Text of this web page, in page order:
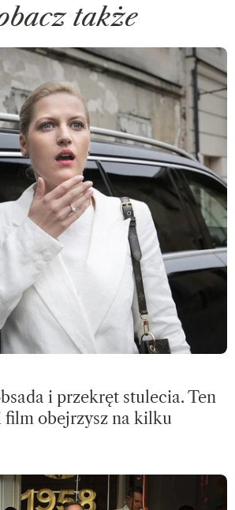
także
i przekręt stulecia. Ten
obejrzysz na kilku